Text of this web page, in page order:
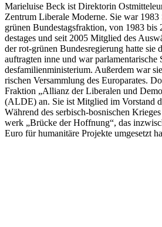
Marieluise Beck ist Direk­to­rin
Zentrum Liberale Moderne. Sie war 1983
grünen Bun­des­tags­frak­tion, von 1983
des­ta­ges und seit 2005 Mit­glied des
der rot-grünen Bun­des­re­gie­rung hatte
auf­trag­ten inne und war
des­fa­mi­li­en­mi­nis­te­rium. Außer­dem war
ri­schen Ver­samm­lung des Euro­pa­ra­tes.
Frak­tion „Allianz der Libe­ra­len und
(ALDE) an. Sie ist Mit­glied im Vor­stand
Während des ser­bisch-bos­ni­schen
werk „Brücke der Hoff­nung“, das
Euro für huma­ni­täre Pro­jekte umge­setzt